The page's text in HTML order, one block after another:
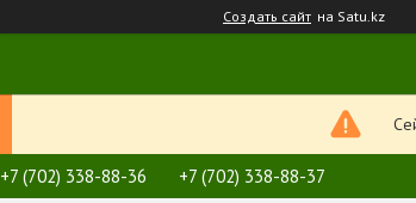
Создать сайт на Satu.kz
+7 (702) 338-88-36 +7 (702) 338-88-37